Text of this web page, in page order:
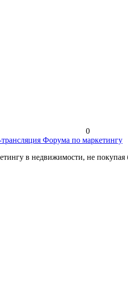
0
Форума по маркетингу
в недвижимости, не покупая